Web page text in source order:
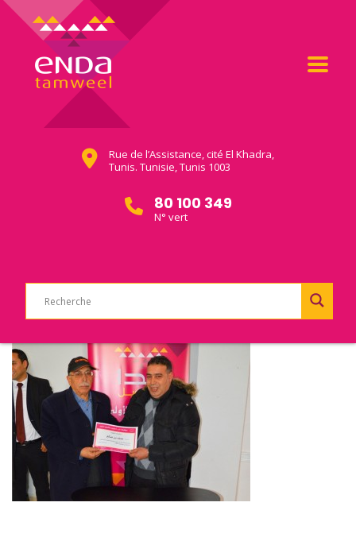
Rue de l’Assistance, cité El Khadra,
Tunis. Tunisie, Tunis 1003
80 100 349
N° vert